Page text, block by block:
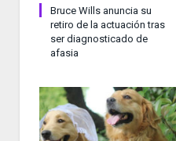
Bruce Wills anuncia su
retiro de la actuación tras
ser diagnosticado de
afasia